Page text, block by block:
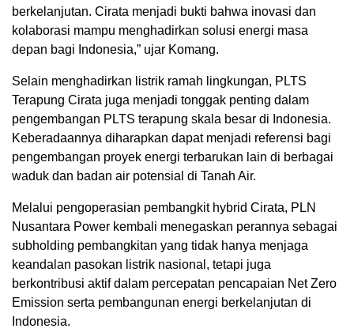
berkelanjutan. Cirata menjadi bukti bahwa inovasi dan
kolaborasi mampu menghadirkan solusi energi masa
depan bagi Indonesia,” ujar Komang.
Selain menghadirkan listrik ramah lingkungan, PLTS
Terapung Cirata juga menjadi tonggak penting dalam
pengembangan PLTS terapung skala besar di Indonesia.
Keberadaannya diharapkan dapat menjadi referensi bagi
pengembangan proyek energi terbarukan lain di berbagai
waduk dan badan air potensial di Tanah Air.
Melalui pengoperasian pembangkit hybrid Cirata, PLN
Nusantara Power kembali menegaskan perannya sebagai
subholding pembangkitan yang tidak hanya menjaga
keandalan pasokan listrik nasional, tetapi juga
berkontribusi aktif dalam percepatan pencapaian Net Zero
Emission serta pembangunan energi berkelanjutan di
Indonesia.